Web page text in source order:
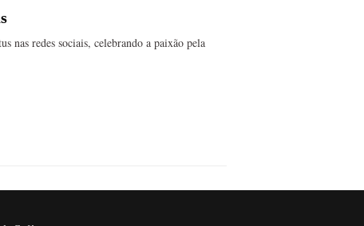
nas redes sociais, celebrando a paixão pela